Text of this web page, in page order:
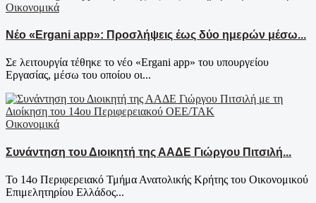
Οικονομικά
Νέο «Ergani app»: Προσλήψεις έως δύο ημερών μέσω...
Σε λειτουργία τέθηκε το νέο «Ergani app» του υπουργείου
Εργασίας, μέσω του οποίου οι...
Οικονομικά
Συνάντηση του Διοικητή της ΑΑΔΕ Γιώργου Πιτσιλή...
Το 14ο Περιφερειακό Τμήμα Ανατολικής Κρήτης του Οικονομικού
Επιμελητηρίου Ελλάδος...